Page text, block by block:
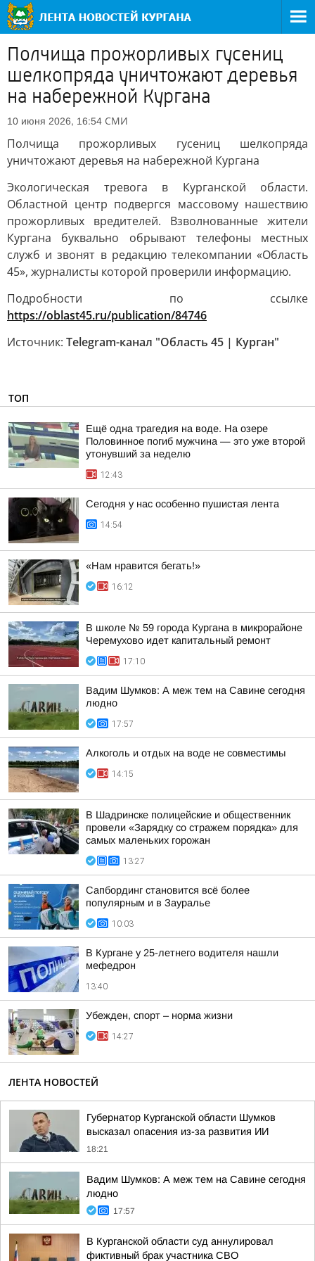
Полчища прожорливых гусениц
шелкопряда уничтожают деревья
на набережной Кургана
10 июня 2026, 16:54 СМИ
Полчища прожорливых гусениц шелкопряда
уничтожают деревья на набережной Кургана
Экологическая тревога в Курганской области.
Областной центр подвергся массовому нашествию
прожорливых вредителей. Взволнованные жители
Кургана буквально обрывают телефоны местных
служб и звонят в редакцию телекомпании «Область
45», журналисты которой проверили информацию.
Подробности по ссылке
https://oblast45.ru/publication/84746
Источник: Telegram-канал "Область 45 | Курган"
ТОП
Ещё одна трагедия на воде. На озере
Половинное погиб мужчина — это уже второй
утонувший за неделю
12:43
Сегодня у нас особенно пушистая лента
14:54
«Нам нравится бегать!»
16:12
В школе № 59 города Кургана в микрорайоне
Черемухово идет капитальный ремонт
17:10
Вадим Шумков: А меж тем на Савине сегодня
людно
17:57
Алкоголь и отдых на воде не совместимы
14:15
В Шадринске полицейские и общественник
провели «Зарядку со стражем порядка» для
самых маленьких горожан
13:27
Сапбординг становится всё более
популярным и в Зауралье
10:03
В Кургане у 25-летнего водителя нашли
мефедрон
13:40
Убежден, спорт – норма жизни
14:27
ЛЕНТА НОВОСТЕЙ
Губернатор Курганской области Шумков
высказал опасения из-за развития ИИ
18:21
Вадим Шумков: А меж тем на Савине сегодня
людно
17:57
В Курганской области суд аннулировал
фиктивный брак участника СВО